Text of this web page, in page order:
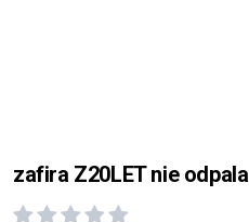
zafira Z20LET nie odpala